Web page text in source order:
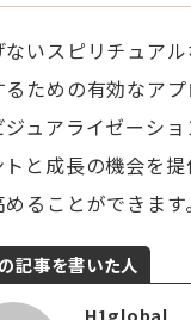
ないスピリチュア
るための有効なア
ジュアライゼーシ
トと成長の機会を
ることができます。
記事を書いた人